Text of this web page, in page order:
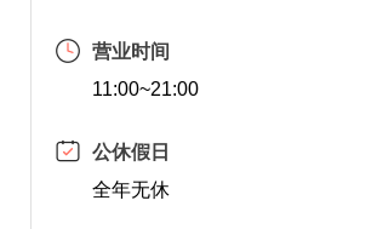
营业时间
11:00~21:00
公休假日
全年无休